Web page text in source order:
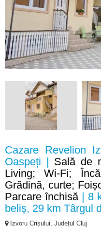
Cazare Revelion
Oaspeți | Sală de
Living; Wi-Fi;
Grădină, curte;
Parcare închisă | 8
beliș, 29 km Târgul
Izvoru Crișului, Județul Cluj